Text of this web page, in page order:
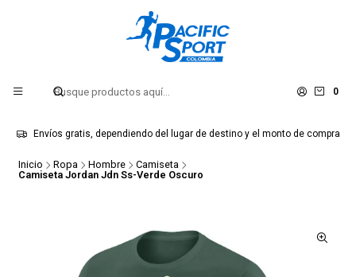
0
Envíos gratis, dependiendo del lugar de destino y el monto de compra
Inicio Ropa Hombre
Camiseta
Camiseta Jordan Jdn Ss-Verde Oscuro